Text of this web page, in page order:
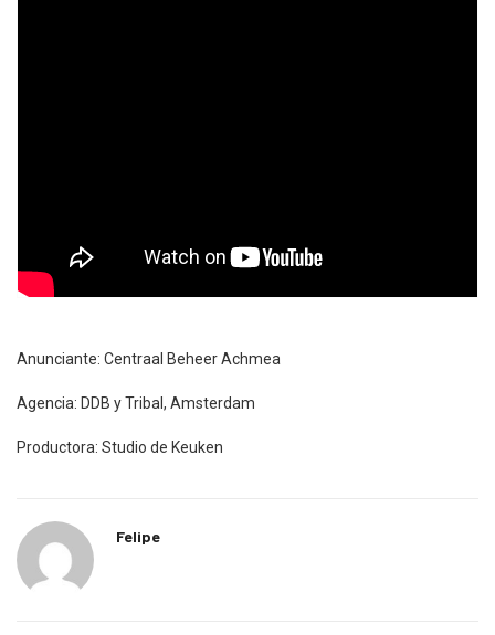
Anunciante: Centraal Beheer Achmea
Agencia: DDB y Tribal, Amsterdam
Productora: Studio de Keuken
Felipe